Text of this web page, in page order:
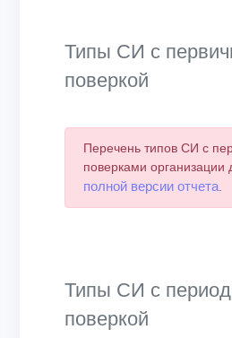
Типы СИ с
поверкой
Перечень типов СИ с
поверками организации
полной версии отчета.
Типы СИ с
поверкой